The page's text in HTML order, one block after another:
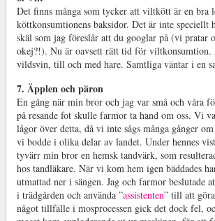
Det finns många som tycker att viltkött är en bra
köttkonsumtionens baksidor. Det är inte speciellt
skäl som jag föreslår att du googlar på (vi pratar
okej?!). Nu är oavsett rätt tid för viltkonsumtion.
vildsvin, till och med hare. Samtliga väntar i en
7. Äpplen och päron
En gång när min bror och jag var små och våra
på resande fot skulle farmor ta hand om oss. Vi
lågor över detta, då vi inte sågs många gånger
vi bodde i olika delar av landet. Under hennes
tyvärr min bror en hemsk tandvärk, som
hos tandläkare. När vi kom hem igen bäddades
utmattad ner i sängen. Jag och farmor beslutade
i trädgården och använda ”assistenten” till att
något tillfälle i mosprocessen gick det dock fel,